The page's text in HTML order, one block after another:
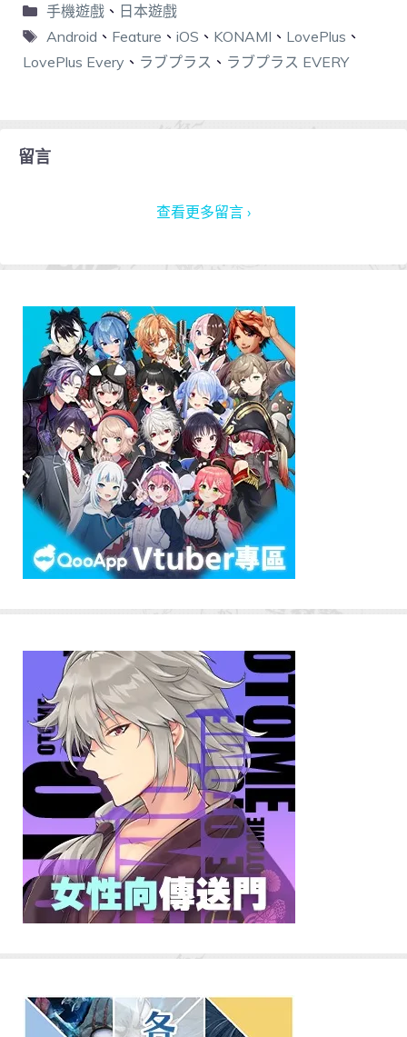
手機遊戲、 日本遊戲
Android 、 Feature 、 iOS 、 KONAMI 、 LovePlus 、
LovePlus Every 、 ラブプラス 、 ラブプラス EVERY
留言
查看更多留言 ›